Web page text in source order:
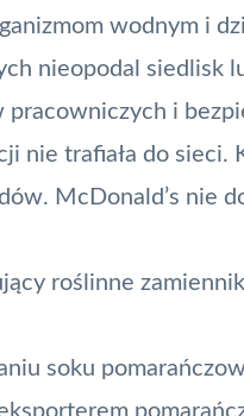
wodnym i
nieopodal siedlisk
pracowniczych i
nie trafiała do sieci.
McDonald’s nie
roślinne
soku